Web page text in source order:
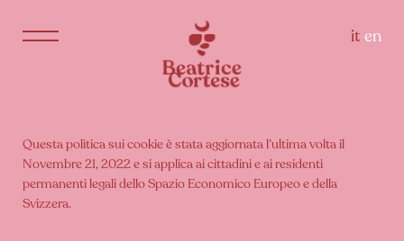
it en
Questa politica sui cookie è stata aggiornata l’ultima volta il
Novembre 21, 2022 e si applica ai cittadini e ai residenti
permanenti legali dello Spazio Economico Europeo e della
Svizzera.